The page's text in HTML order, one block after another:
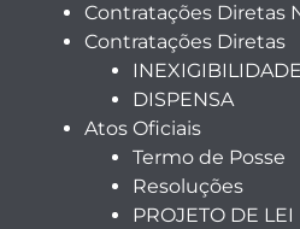
Contratações Diretas
Contratações Diretas
INEXIGIBILIDADE
DISPENSA
Atos Oficiais
Termo de Posse
Resoluções
PROJETO DE LEI